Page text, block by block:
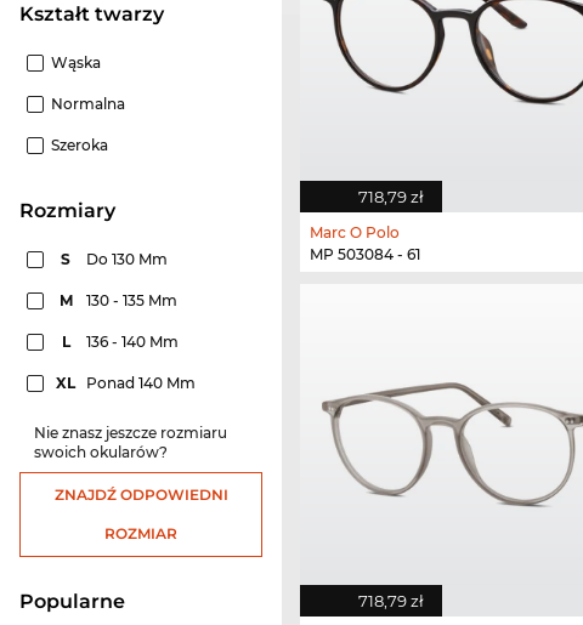
Kształt twarzy
Wąska
Normalna
Szeroka
rozmiary
S Do 130 Mm
M 130 - 135 Mm
L 136 - 140 Mm
XL Ponad 140 Mm
Nie znasz jeszcze rozmiaru
swoich okularów?
ZNAJDŹ ODPOWIEDNI
ROZMIAR
Popularne
718,79 zł
Marc O Polo
MP 503084 - 61
718,79 zł